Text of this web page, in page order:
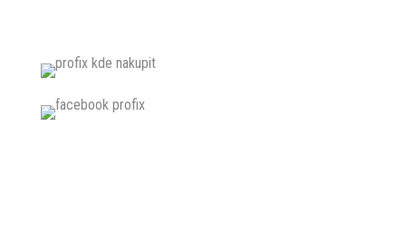
ZÁVITOVÉ TYČE NEREZOVÉ A2
ZÁVITOVÉ TYČE TRAPÉZOVÉ
DIN103